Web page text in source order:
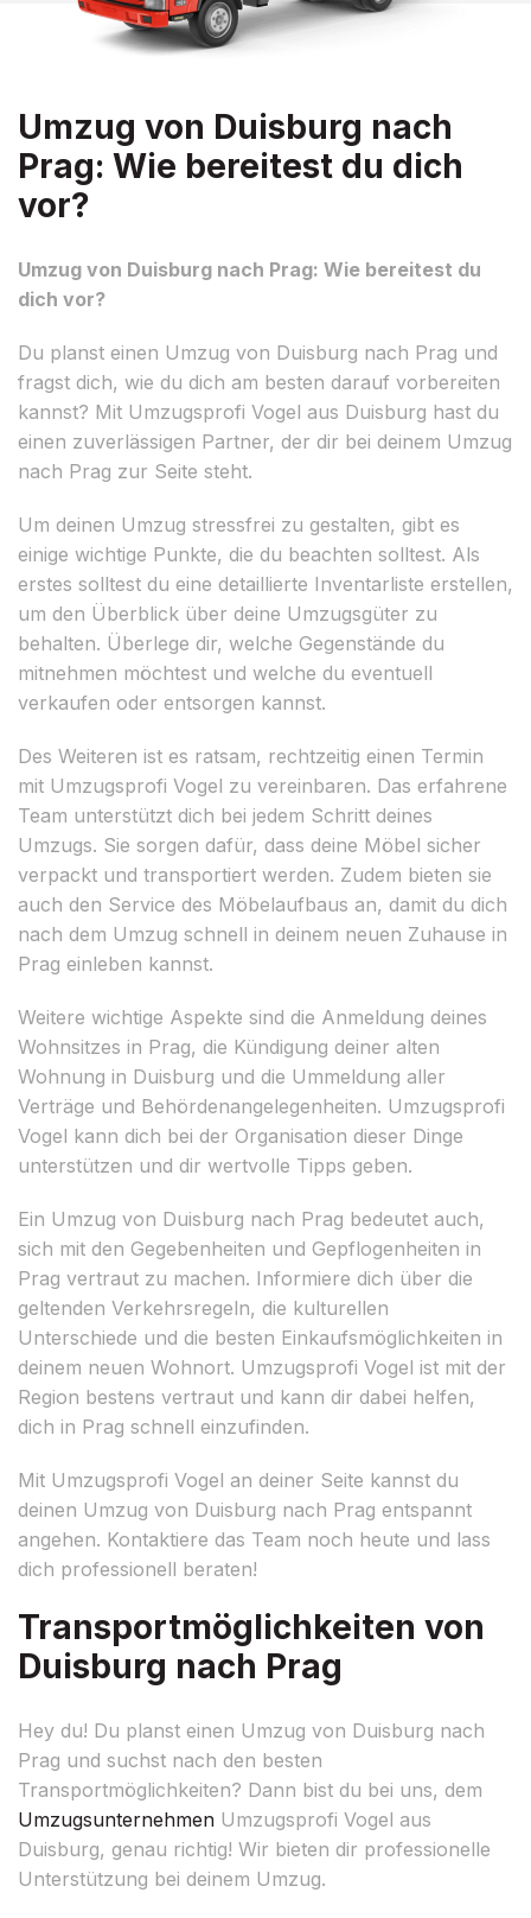
Umzug von Duisburg nach
Prag: Wie bereitest du dich
vor?
Umzug von Duisburg nach Prag: Wie bereitest du
dich vor?
Du planst einen Umzug von Duisburg nach Prag und
fragst dich, wie du dich am besten darauf vorbereiten
kannst? Mit Umzugsprofi Vogel aus Duisburg hast du
einen zuverlässigen Partner, der dir bei deinem Umzug
nach Prag zur Seite steht.
Um deinen Umzug stressfrei zu gestalten, gibt es
einige wichtige Punkte, die du beachten solltest. Als
erstes solltest du eine detaillierte Inventarliste erstellen,
um den Überblick über deine Umzugsgüter zu
behalten. Überlege dir, welche Gegenstände du
mitnehmen möchtest und welche du eventuell
verkaufen oder entsorgen kannst.
Des Weiteren ist es ratsam, rechtzeitig einen Termin
mit Umzugsprofi Vogel zu vereinbaren. Das erfahrene
Team unterstützt dich bei jedem Schritt deines
Umzugs. Sie sorgen dafür, dass deine Möbel sicher
verpackt und transportiert werden. Zudem bieten sie
auch den Service des Möbelaufbaus an, damit du dich
nach dem Umzug schnell in deinem neuen Zuhause in
Prag einleben kannst.
Weitere wichtige Aspekte sind die Anmeldung deines
Wohnsitzes in Prag, die Kündigung deiner alten
Wohnung in Duisburg und die Ummeldung aller
Verträge und Behördenangelegenheiten. Umzugsprofi
Vogel kann dich bei der Organisation dieser Dinge
unterstützen und dir wertvolle Tipps geben.
Ein Umzug von Duisburg nach Prag bedeutet auch,
sich mit den Gegebenheiten und Gepflogenheiten in
Prag vertraut zu machen. Informiere dich über die
geltenden Verkehrsregeln, die kulturellen
Unterschiede und die besten Einkaufsmöglichkeiten in
deinem neuen Wohnort. Umzugsprofi Vogel ist mit der
Region bestens vertraut und kann dir dabei helfen,
dich in Prag schnell einzufinden.
Mit Umzugsprofi Vogel an deiner Seite kannst du
deinen Umzug von Duisburg nach Prag entspannt
angehen. Kontaktiere das Team noch heute und lass
dich professionell beraten!
Transportmöglichkeiten von
Duisburg nach Prag
Hey du! Du planst einen Umzug von Duisburg nach
Prag und suchst nach den besten
Transportmöglichkeiten? Dann bist du bei uns, dem
Umzugsunternehmen Umzugsprofi Vogel aus
Duisburg, genau richtig! Wir bieten dir professionelle
Unterstützung bei deinem Umzug.